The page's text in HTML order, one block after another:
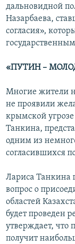
дальновидной
Назарбаева,
согласия»,
«ПУТИН –
Многие жители
не проявили
крымской
Танкина,
одним из
согласившихся
Лариса Танкина
вопрос о
областей
будет проведен
утверждает, что
получит